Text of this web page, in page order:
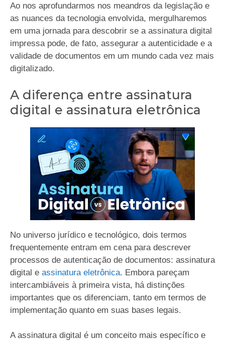
Ao nos aprofundarmos nos meandros da legislação e
as nuances da tecnologia envolvida, mergulharemos
em uma jornada para descobrir se a assinatura digital
impressa pode, de fato, assegurar a autenticidade e a
validade de documentos em um mundo cada vez mais
digitalizado.
A diferença entre assinatura
digital e assinatura eletrônica
No universo jurídico e tecnológico, dois termos
frequentemente entram em cena para descrever
processos de autenticação de documentos: assinatura
digital e assinatura eletrônica. Embora pareçam
intercambiáveis à primeira vista, há distinções
importantes que os diferenciam, tanto em termos de
implementação quanto em suas bases legais.
A assinatura digital é um conceito mais específico e